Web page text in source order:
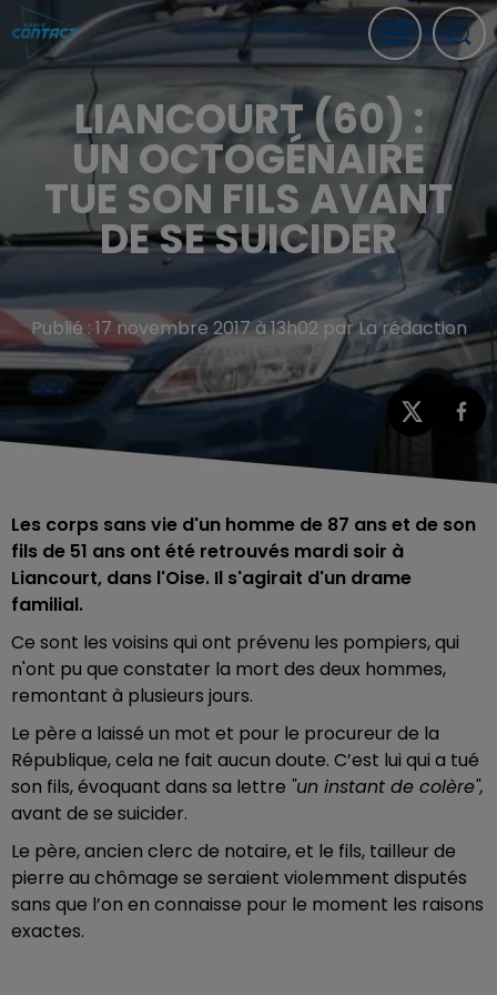
LIANCOURT (60) :
UN OCTOGÉNAIRE
TUE SON FILS AVANT
DE SE SUICIDER
Publié : 17 novembre 2017 à 13h02 par La rédaction
Les corps sans vie d'un homme de 87 ans et de son
fils de 51 ans ont été retrouvés mardi soir à
Liancourt, dans l'Oise. Il s'agirait d'un drame
familial.
Ce sont les voisins qui ont prévenu les pompiers, qui
n'ont pu que constater la mort des deux hommes,
remontant à plusieurs jours.
Le père a laissé un mot et pour le procureur de la
République, cela ne fait aucun doute. C’est lui qui a tué
son fils, évoquant dans sa lettre "un instant de colère",
avant de se suicider.
Le père, ancien clerc de notaire, et le fils, tailleur de
pierre au chômage se seraient violemment disputés
sans que l’on en connaisse pour le moment les raisons
exactes.